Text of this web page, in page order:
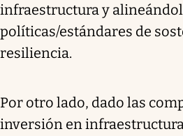
infraestructura y
políticas/estándares de
resiliencia.
Por otro lado, dado las
inversión en